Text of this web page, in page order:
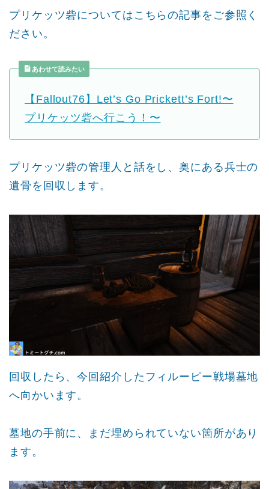
プリケッツ砦についてはこちらの記事をご参照く
ださい。
あわせて読みたい
【Fallout76】Let’s Go Prickett’s Fort!〜
プリケッツ砦へ行こう！〜
プリケッツ砦の管理人と話をし、奥にある兵士の
遺骨を回収します。
回収したら、今回紹介したフィルーピー戦場墓地
へ向かいます。
墓地の手前に、まだ埋められていない箇所があり
ます。